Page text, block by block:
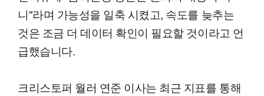
니"라며 가능성을 일축 시켰고, 속도를 늦추는
것은 조금 더 데이터 확인이 필요할 것이라고 언
급했습니다.
크리스토퍼 월러 연준 이사는 최근 지표를 통해